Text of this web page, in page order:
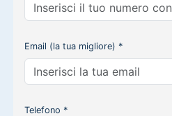
Email (la tua migliore) *
Telefono *